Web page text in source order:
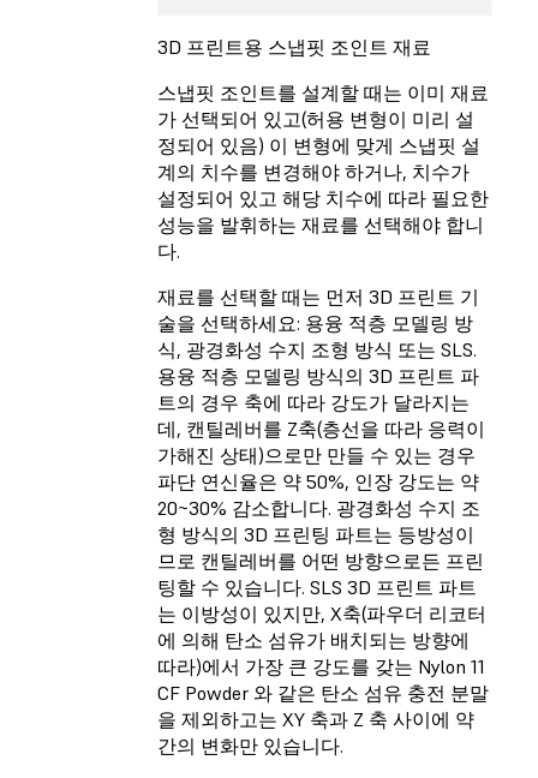
3D 프린트용 스냅핏 조인트 재료
스냅핏 조인트를 설계할 때는 이미 재료
가 선택되어 있고(허용 변형이 미리 설
정되어 있음) 이 변형에 맞게 스냅핏 설
계의 치수를 변경해야 하거나, 치수가
설정되어 있고 해당 치수에 따라 필요한
성능을 발휘하는 재료를 선택해야 합니
다.
재료를 선택할 때는 먼저 3D 프린트 기
술을 선택하세요: 용융 적층 모델링 방
식, 광경화성 수지 조형 방식 또는 SLS.
용융 적층 모델링 방식의 3D 프린트 파
트의 경우 축에 따라 강도가 달라지는
데, 캔틸레버를 Z축(층선을 따라 응력이
가해진 상태)으로만 만들 수 있는 경우
파단 연신율은 약 50%, 인장 강도는 약
20~30% 감소합니다. 광경화성 수지 조
형 방식의 3D 프린팅 파트는 등방성이
므로 캔틸레버를 어떤 방향으로든 프린
팅할 수 있습니다. SLS 3D 프린트 파트
는 이방성이 있지만, X축(파우더 리코터
에 의해 탄소 섬유가 배치되는 방향에
따라)에서 가장 큰 강도를 갖는 Nylon 11
CF Powder 와 같은 탄소 섬유 충전 분말
을 제외하고는 XY 축과 Z 축 사이에 약
간의 변화만 있습니다.